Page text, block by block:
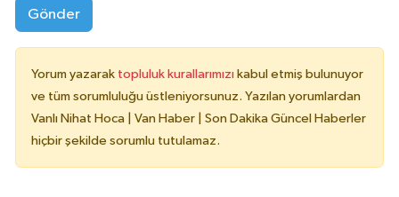
Gönder
Yorum yazarak topluluk kurallarımızı kabul etmiş bulunuyor
ve tüm sorumluluğu üstleniyorsunuz. Yazılan yorumlardan
Vanlı Nihat Hoca | Van Haber | Son Dakika Güncel Haberler
hiçbir şekilde sorumlu tutulamaz.